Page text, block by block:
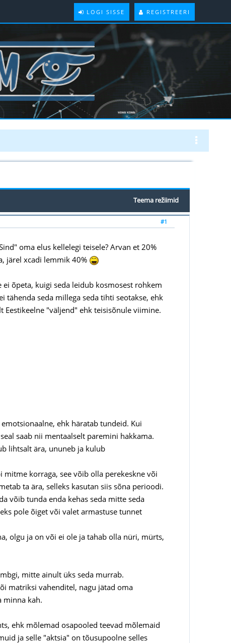
LOGI SISSE REGISTREERI
Teema režiimid
#1
oma elus kellelegi teisele? Arvan et 20%
järel xcadi lemmik 40%
õpeta, kuigi seda leidub kosmosest rohkem
tähenda seda millega seda tihti seotakse, ehk
Eestikeelne "väljend" ehk teisisõnule viimine.
ehk häratab tundeid. Kui
saab nii mentaalselt paremini hakkama.
lihtsalt ära, ununeb ja kulub
mitme korraga, see võib olla perekeskne või
ta ära, selleks kasutan siis sõna perioodi.
võib tunda enda kehas seda mitte seda
pole õiget või valet armastuse tunnet
olgu ja on või ei ole ja tahab olla nüri, mürts,
mitte ainult üks seda murrab.
matriksi vahenditel, nagu jätad oma
minna kah.
ehk mõlemad osapooled teevad mõlemaid
ja selle "aktsia" on tõusupoolne selles